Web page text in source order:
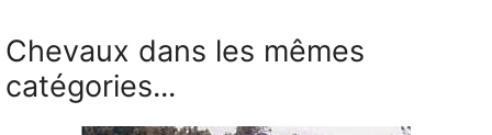
Chevaux dans les mêmes
catégories...